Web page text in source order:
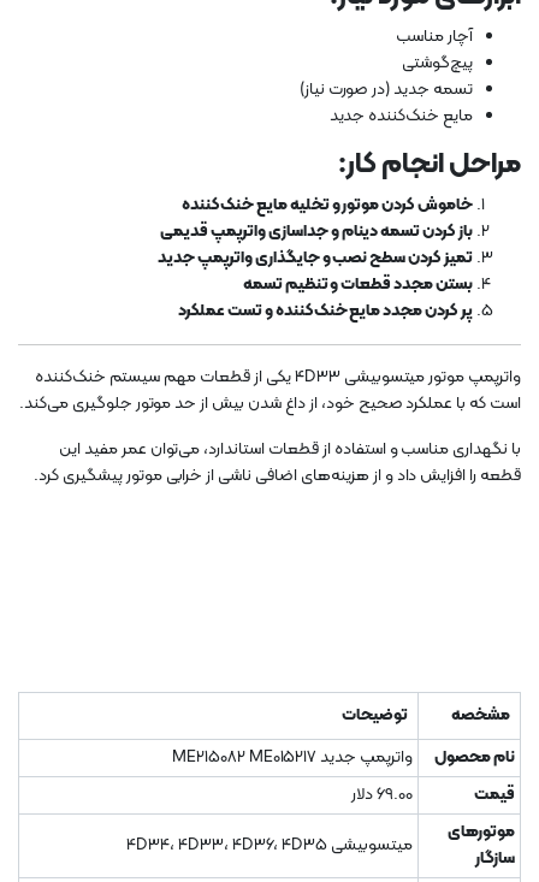
آچار مناسب
پیچ‌گوشتی
تسمه جدید (در صورت نیاز)
مایع خنک‌کننده جدید
مراحل انجام کار:
خاموش کردن موتور و تخلیه مایع خنک‌کننده
باز کردن تسمه دینام و جداسازی واترپمپ قدیمی
تمیز کردن سطح نصب و جایگذاری واترپمپ جدید
بستن مجدد قطعات و تنظیم تسمه
پر کردن مجدد مایع خنک‌کننده و تست عملکرد
واترپمپ موتور میتسوبیشی 4D33 یکی از قطعات مهم سیستم خنک‌کننده
است که با عملکرد صحیح خود، از داغ شدن بیش از حد موتور جلوگیری می‌کند.
با نگهداری مناسب و استفاده از قطعات استاندارد، می‌توان عمر مفید این
قطعه را افزایش داد و از هزینه‌های اضافی ناشی از خرابی موتور پیشگیری کرد.
مشخصه
توضیحات
نام محصول
واترپمپ جدید ME215082 ME015217
قیمت
69.00 دلار
موتورهای
سازگار
میتسوبیشی 4D34، 4D33، 4D36، 4D35